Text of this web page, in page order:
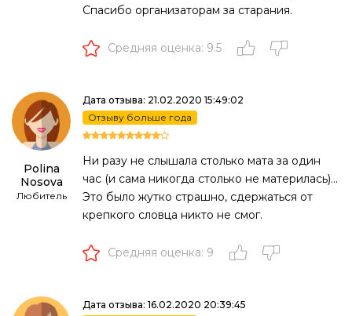
Спасибо организаторам за старания.
Средняя оценка: 9.5
Polina
Nosova
Любитель
Дата отзыва: 21.02.2020 15:49:02
Отзыву больше года
Ни разу не слышала столько мата за один
час (и сама никогда столько не материлась)...
Это было жутко страшно, сдержаться от
крепкого словца никто не смог.
Средняя оценка: 9
Дата отзыва: 16.02.2020 20:39:45